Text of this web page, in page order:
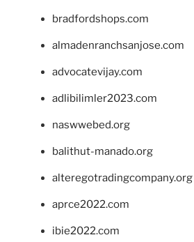
bradfordshops.com
almadenranchsanjose.com
advocatevijay.com
adlibilimler2023.com
naswwebed.org
balithut-manado.org
alteregotradingcompany.org
aprce2022.com
ibie2022.com